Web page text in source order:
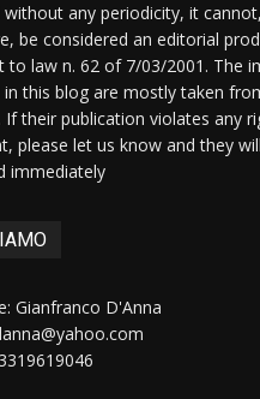
without any periodicity, it cannot,
be considered an editorial
to law n. 62 of 7/03/2001. The
in this blog are mostly taken
If their publication violates any
please let us know and they
immediately
Gianfranco D'Anna